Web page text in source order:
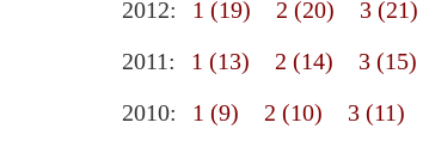
2012:
1 (19) 2 (20) 3 (21)
2011:
1 (13) 2 (14) 3 (15)
2010:
1 (9) 2 (10) 3 (11)